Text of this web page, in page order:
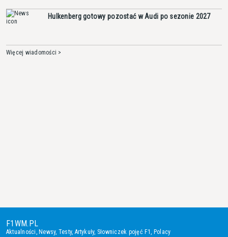
Hulkenberg gotowy pozostać w Audi po sezonie 2027
Więcej wiadomości >
F1WM.PL
Aktualności, Newsy, Testy, Artykuły, Słowniczek pojęć F1, Polacy